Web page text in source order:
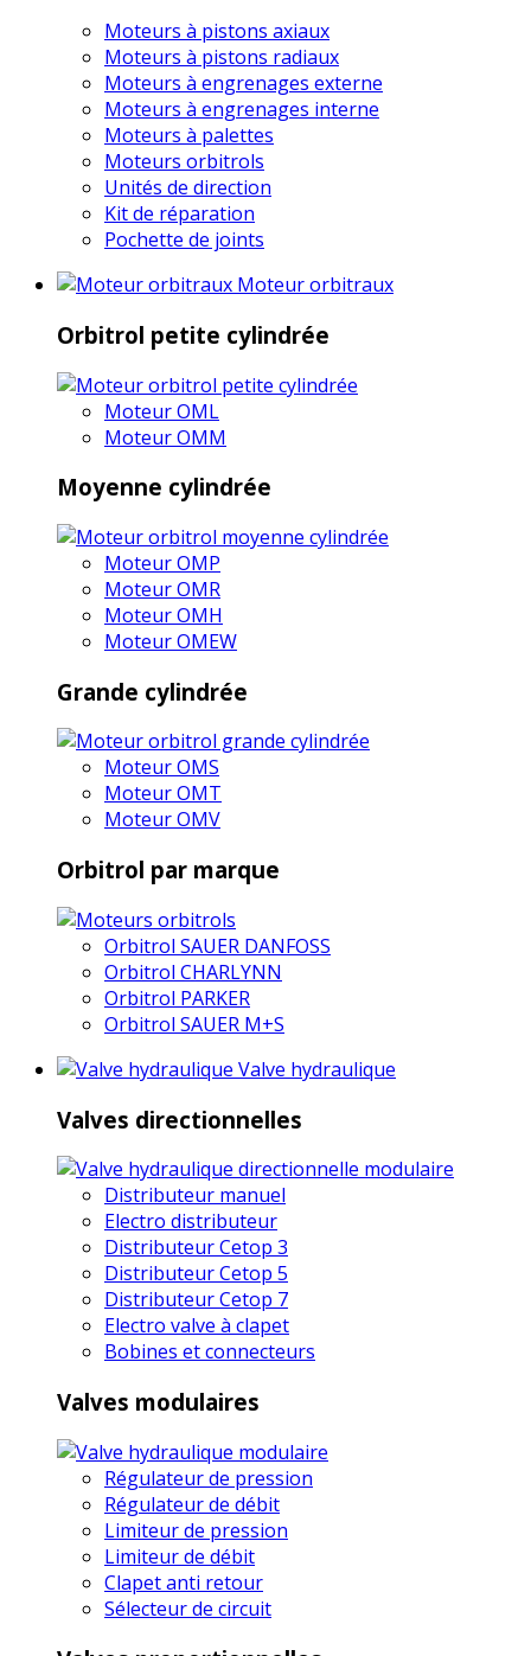
Moteurs à pistons axiaux
Moteurs à pistons radiaux
Moteurs à engrenages externe
Moteurs à engrenages interne
Moteurs à palettes
Moteurs orbitrols
Unités de direction
Kit de réparation
Pochette de joints
Moteur orbitraux
Orbitrol petite cylindrée
Moteur OML
Moteur OMM
Moyenne cylindrée
Moteur OMP
Moteur OMR
Moteur OMH
Moteur OMEW
Grande cylindrée
Moteur OMS
Moteur OMT
Moteur OMV
Orbitrol par marque
Orbitrol SAUER DANFOSS
Orbitrol CHARLYNN
Orbitrol PARKER
Orbitrol SAUER M+S
Valve hydraulique
Valves directionnelles
Distributeur manuel
Electro distributeur
Distributeur Cetop 3
Distributeur Cetop 5
Distributeur Cetop 7
Electro valve à clapet
Bobines et connecteurs
Valves modulaires
Régulateur de pression
Régulateur de débit
Limiteur de pression
Limiteur de débit
Clapet anti retour
Sélecteur de circuit